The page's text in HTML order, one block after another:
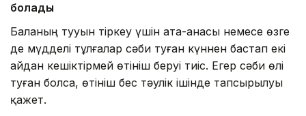
болады
Баланың тууын тіркеу үшін ата-анасы немесе өзге
де мүдделі тұлғалар сәби туған күннен бастап екі
айдан кешіктірмей өтініш беруі тиіс. Егер сәби өлі
туған болса, өтініш бес тәулік ішінде тапсырылуы
қажет.